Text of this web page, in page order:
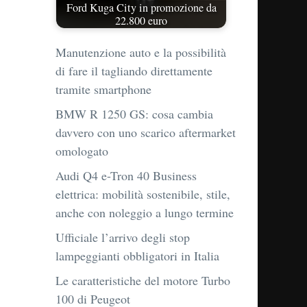
Ford Kuga City in promozione da
22.800 euro
Manutenzione auto e la possibilità
di fare il tagliando direttamente
tramite smartphone
BMW R 1250 GS: cosa cambia
davvero con uno scarico aftermarket
omologato
Audi Q4 e-Tron 40 Business
elettrica: mobilità sostenibile, stile,
anche con noleggio a lungo termine
Ufficiale l’arrivo degli stop
lampeggianti obbligatori in Italia
Le caratteristiche del motore Turbo
100 di Peugeot